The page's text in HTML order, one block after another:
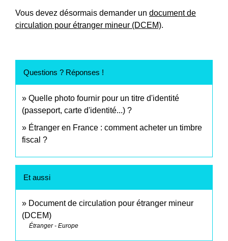
Vous devez désormais demander un document de
circulation pour étranger mineur (DCEM).
Questions ? Réponses !
Quelle photo fournir pour un titre d'identité
(passeport, carte d'identité...) ?
Étranger en France : comment acheter un timbre
fiscal ?
Et aussi
Document de circulation pour étranger mineur
(DCEM)
Étranger - Europe